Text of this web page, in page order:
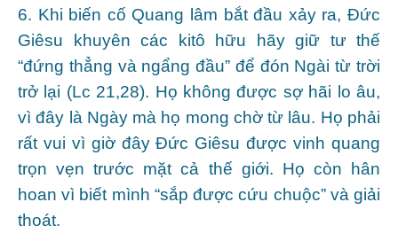
6. Khi biến cố Quang lâm bắt đầu xảy ra, Đức
Giêsu khuyên các kitô hữu hãy giữ tư thế
“đứng thẳng và ngẩng đầu” để đón Ngài từ trời
trở lại (Lc 21,28). Họ không được sợ hãi lo âu,
vì đây là Ngày mà họ mong chờ từ lâu. Họ phải
rất vui vì giờ đây Đức Giêsu được vinh quang
trọn vẹn trước mặt cả thế giới. Họ còn hân
hoan vì biết mình “sắp được cứu chuộc” và giải
thoát.